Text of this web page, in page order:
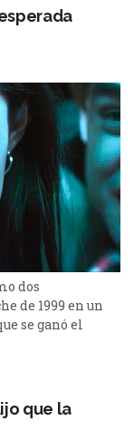
dos
de 1999 en un
se ganó el
con joyas
el lado
que la